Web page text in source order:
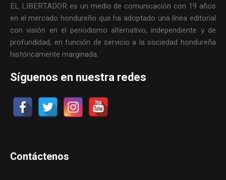
EL LIBERTADOR es un medio de comunicación con 19 años
en el mercado hondureño que ha adoptado una línea editorial
con visión en el periodismo alternativo, independiente y de
profundidad, en función de servicio a la sociedad hondureña
históricamente marginada.
Síguenos en nuestra redes
Contáctenos